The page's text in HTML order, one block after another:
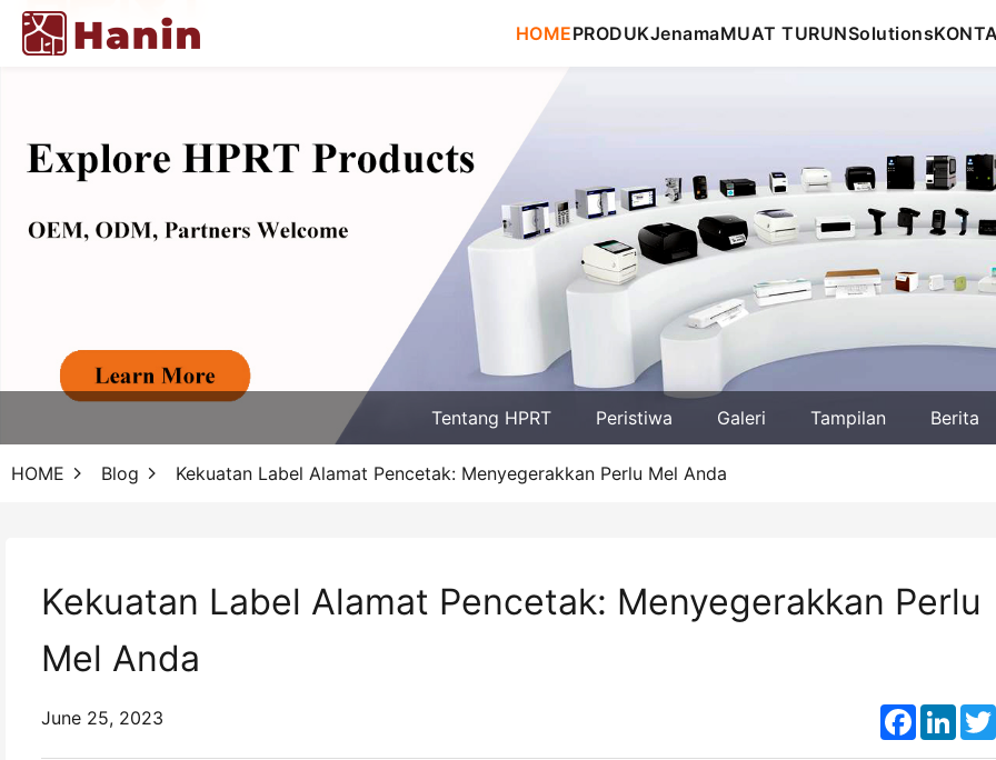
HOMEPRODUKJenamaMUAT TURUNSolutions
Tentang HPRT Peristiwa Galeri Tampilan Berita
HOME Blog Kekuatan Label Alamat Pencetak: Menyegerakkan Perlu Mel Anda
Kekuatan Label Alamat Pencetak: Menyegerakkan Perlu
Mel Anda
June 25, 2023